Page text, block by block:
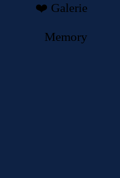
❤️ Galerie
Memory